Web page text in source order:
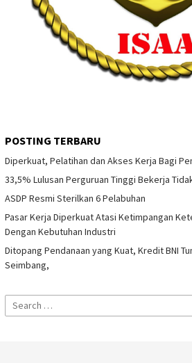
POSTING TERBARU
Diperkuat, Pelatihan dan Akses Kerja Bagi
33,5% Lulusan Perguruan Tinggi Bekerja
ASDP Resmi Sterilkan 6 Pelabuhan
Pasar Kerja Diperkuat Atasi Ketimpangan
Dengan Kebutuhan Industri
Ditopang Pendanaan yang Kuat, Kredit BNI
Seimbang,
Search
for: